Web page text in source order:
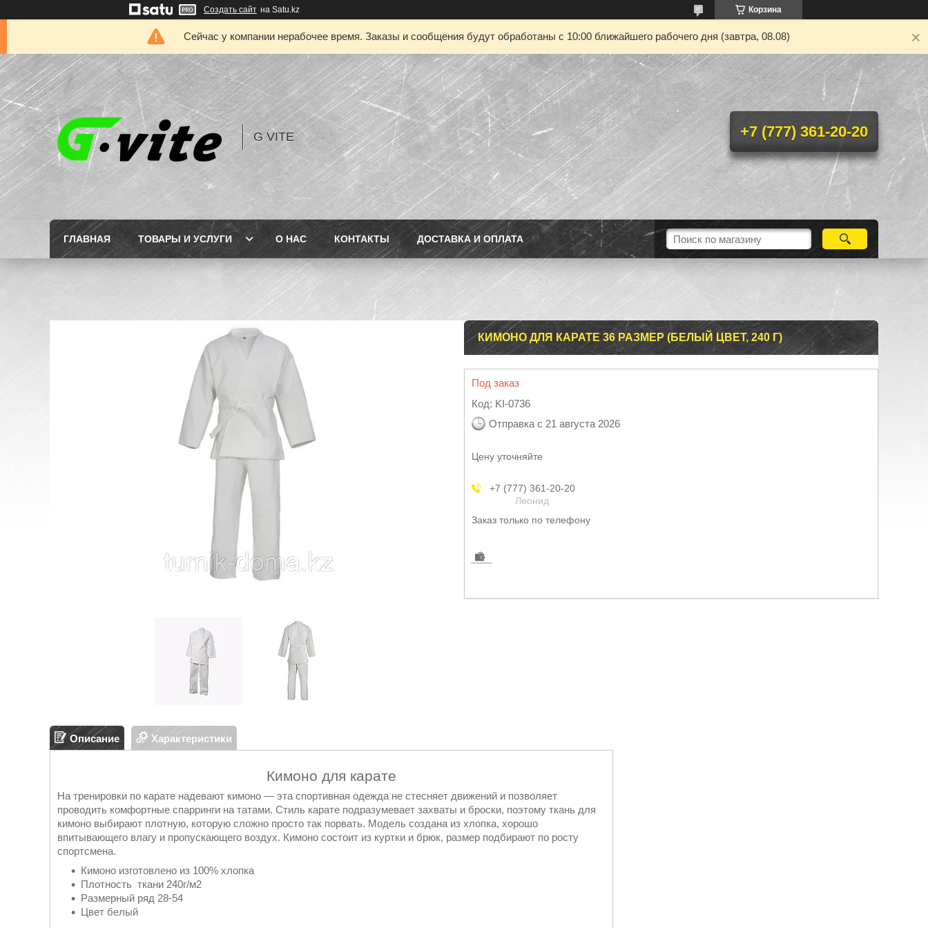
Создать сайт на Satu.kz Корзина
Сейчас у компании нерабочее время. Заказы и сообщения будут обработаны с 10:00 ближайшего рабочего дня (завтра, 08.08)
G VITE +7 (777) 361-20-20
ГЛАВНАЯ ТОВАРЫ И УСЛУГИ О НАС КОНТАКТЫ ДОСТАВКА И ОПЛАТА
КИМОНО ДЛЯ КАРАТЕ 36 РАЗМЕР (БЕЛЫЙ ЦВЕТ, 240 Г)
Под заказ
Код: KI-0736
Отправка с 21 августа 2026
Цену уточняйте
+7 (777) 361-20-20
Леонид
Заказ только по телефону
Описание Характеристики
Кимоно для карате
На тренировки по карате надевают кимоно — эта спортивная одежда не стесняет движений и позволяет
проводить комфортные спарринги на татами. Стиль карате подразумевает захваты и броски, поэтому ткань для
кимоно выбирают плотную, которую сложно просто так порвать. Модель создана из хлопка, хорошо
впитывающего влагу и пропускающего воздух. Кимоно состоит из куртки и брюк, размер подбирают по росту
спортсмена.
Кимоно изготовлено из 100% хлопка
Плотность ткани 240г/м2
Размерный ряд 28-54
Цвет белый